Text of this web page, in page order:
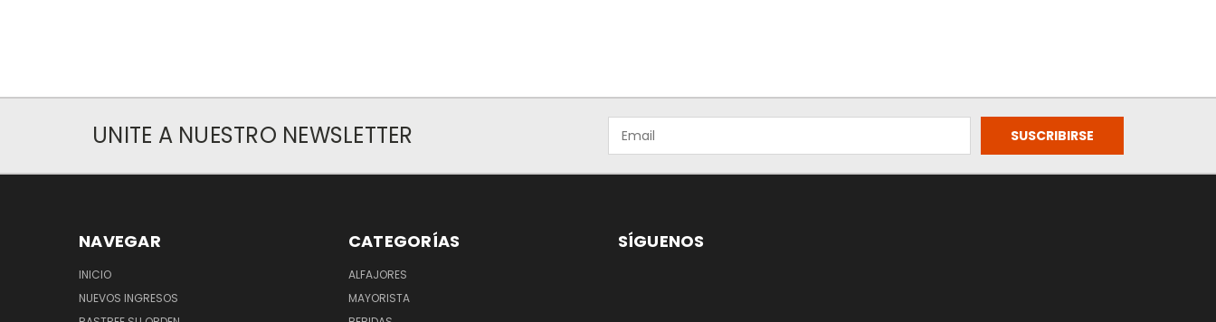
UNITE A NUESTRO NEWSLETTER
NAVEGAR
INICIO
NUEVOS INGRESOS
CATEGORÍAS
ALFAJORES
MAYORISTA
SÍGUENOS